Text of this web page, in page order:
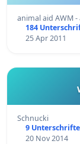
animal aid AWM
184
25 Apr 2011
Schnucki
9
20 Nov 2014